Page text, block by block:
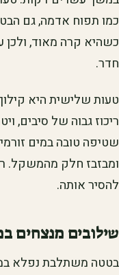
כמו תפוח אדמה, גם
כשהיא קרה מאוד,
חדר.
טעות שלישית היא
שטיפה טובה במים
ומבזבז חלק מהמשקל.
להסיר אותה.
שילובים מנצחים
בטטה משתלבת נפלא